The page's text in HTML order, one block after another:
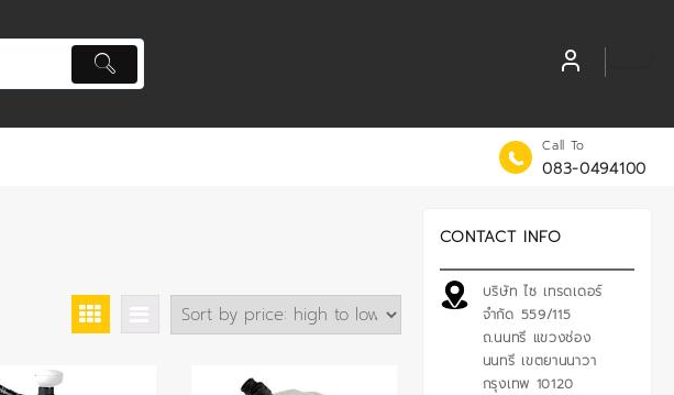
Call To
083-0494100
CONTACT INFO
บริษัท ไซ เทรดเดอร์
จำกัด 559/115
ถ.นนทรี แขวงช่อง
นนทรี เขตยานนาวา
กรุงเทพ 10120